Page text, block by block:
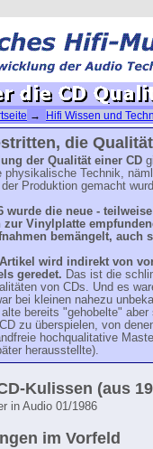
→ Hifi Wissen und
die
der Qualität einer CD
physikalische Technik,
Produktion gemacht
wurde die neue -
Vinylplatte
bemängelt, auch
wird indirekt von
geredet. Das ist die
von CDs. Und es
bei kleinen nahezu
bereits "gehobelte" aber
zu überspielen, von
hochqualitative
herausstellte).
Kulissen (aus
in Audio 01/1986
im Vorfeld